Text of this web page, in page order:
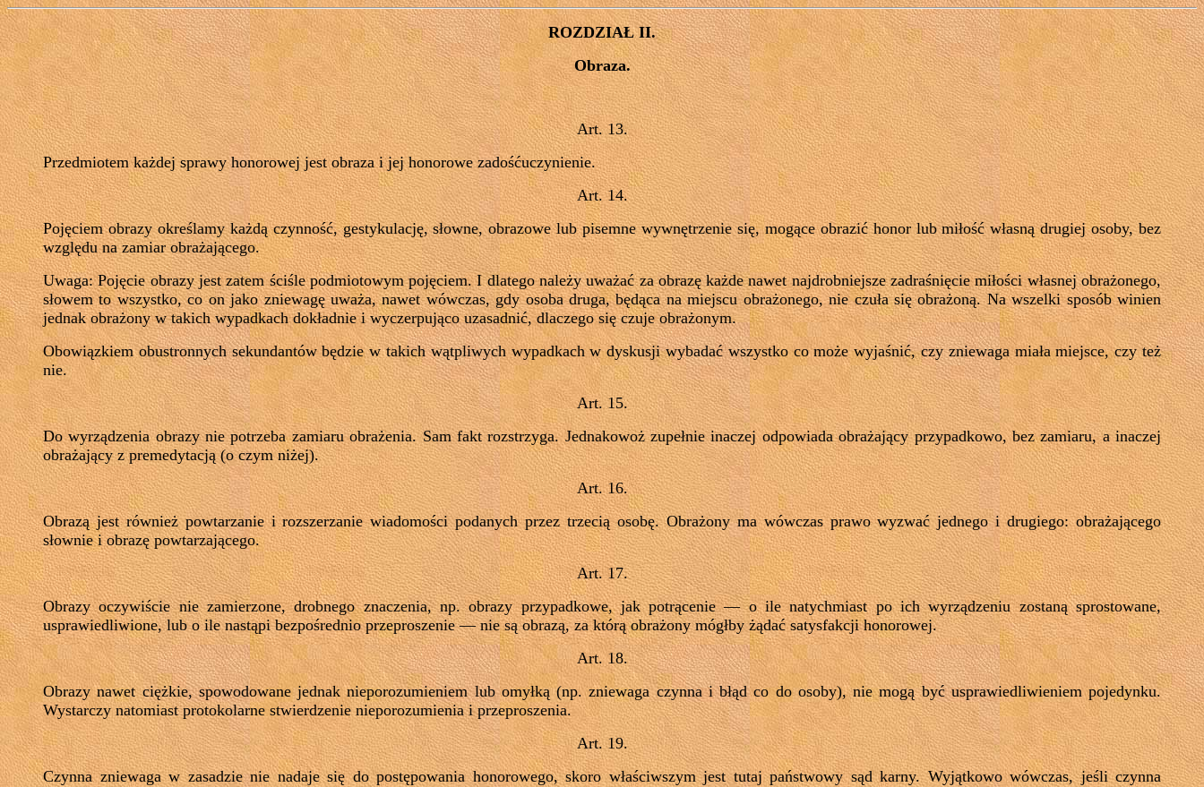
ROZDZIAŁ II.
Obraza.
Art. 13.
Przedmiotem każdej sprawy honorowej jest obraza i jej honorowe zadośćuczynienie.
Art. 14.
Pojęciem obrazy określamy każdą czynność, gestykulację, słowne, obrazowe lub pisemne wywnętrzenie się, mogące obrazić honor lub miłość własną drugiej osoby, bez
względu na zamiar obrażającego.
Uwaga: Pojęcie obrazy jest zatem ściśle podmiotowym pojęciem. I dlatego należy uważać za obrazę każde nawet najdrobniejsze zadraśnięcie miłości własnej obrażonego,
słowem to wszystko, co on jako zniewagę uważa, nawet wówczas, gdy osoba druga, będąca na miejscu obrażonego, nie czuła się obrażoną. Na wszelki sposób winien
jednak obrażony w takich wypadkach dokładnie i wyczerpująco uzasadnić, dlaczego się czuje obrażonym.
Obowiązkiem obustronnych sekundantów będzie w takich wątpliwych wypadkach w dyskusji wybadać wszystko co może wyjaśnić, czy zniewaga miała miejsce, czy też
nie.
Art. 15.
Do wyrządzenia obrazy nie potrzeba zamiaru obrażenia. Sam fakt rozstrzyga. Jednakowoż zupełnie inaczej odpowiada obrażający przypadkowo, bez zamiaru, a inaczej
obrażający z premedytacją (o czym niżej).
Art. 16.
Obrazą jest również powtarzanie i rozszerzanie wiadomości podanych przez trzecią osobę. Obrażony ma wówczas prawo wyzwać jednego i drugiego: obrażającego
słownie i obrazę powtarzającego.
Art. 17.
Obrazy oczywiście nie zamierzone, drobnego znaczenia, np. obrazy przypadkowe, jak potrącenie — o ile natychmiast po ich wyrządzeniu zostaną sprostowane,
usprawiedliwione, lub o ile nastąpi bezpośrednio przeproszenie — nie są obrazą, za którą obrażony mógłby żądać satysfakcji honorowej.
Art. 18.
Obrazy nawet ciężkie, spowodowane jednak nieporozumieniem lub omyłką (np. zniewaga czynna i błąd co do osoby), nie mogą być usprawiedliwieniem pojedynku.
Wystarczy natomiast protokolarne stwierdzenie nieporozumienia i przeproszenia.
Art. 19.
Czynna zniewaga w zasadzie nie nadaje się do postępowania honorowego, skoro właściwszym jest tutaj państwowy sąd karny. Wyjątkowo wówczas, jeśli czynna